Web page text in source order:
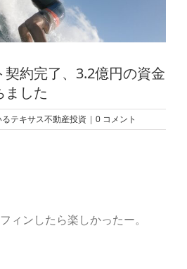
約完了、3.2億円の資金
ました
テキサス不動産投資 0 コメント
ィンしたら楽しかったー。